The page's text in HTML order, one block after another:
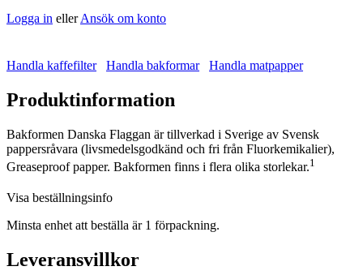
Logga in ellerAnsök om konto
Handla kaffefilter Handla bakformar Handla matpapper
Produktinformation
Bakformen Danska Flaggan är tillverkad i Sverige av Svensk
pappersråvara (livsmedelsgodkänd och fri från Fluorkemikalier),
Greaseproof papper. Bakformen finns i flera olika storlekar.1
Visa beställningsinfo
Minsta enhet att beställa är 1 förpackning.
Leveransvillkor